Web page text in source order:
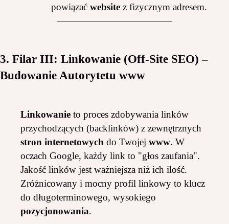
powiązać website z fizycznym adresem.
3. Filar III: Linkowanie (Off-Site SEO) –
Budowanie Autorytetu www
Linkowanie to proces zdobywania linków
przychodzących (backlinków) z zewnętrznych
stron internetowych do Twojej www. W
oczach Google, każdy link to "głos zaufania".
Jakość linków jest ważniejsza niż ich ilość.
Zróżnicowany i mocny profil linkowy to klucz
do długoterminowego, wysokiego
pozycjonowania.